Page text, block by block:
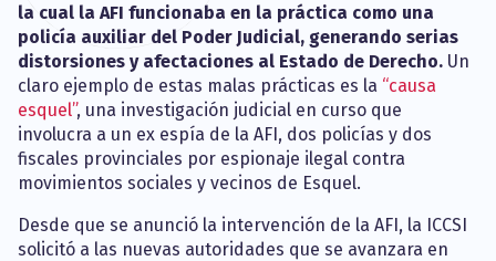
la cual la AFI funcionaba en la práctica como una
policía auxiliar del Poder Judicial, generando serias
distorsiones y afectaciones al Estado de Derecho. Un
claro ejemplo de estas malas prácticas es la “causa
esquel”, una investigación judicial en curso que
involucra a un ex espía de la AFI, dos policías y dos
fiscales provinciales por espionaje ilegal contra
movimientos sociales y vecinos de Esquel.
Desde que se anunció la intervención de la AFI, la ICCSI
solicitó a las nuevas autoridades que se avanzara en